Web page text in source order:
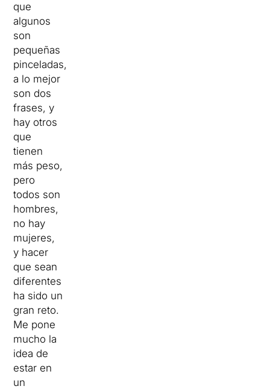
que
algunos
son
pequeñas
pinceladas,
a lo mejor
son dos
frases, y
hay otros
que
tienen
más peso,
pero
todos son
hombres,
no hay
mujeres,
y hacer
que sean
diferentes
ha sido un
gran reto.
Me pone
mucho la
idea de
estar en
un